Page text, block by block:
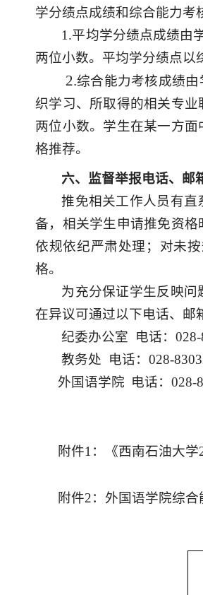
学分绩点成绩和综合能力考
1 .平均学分绩点成绩由
两位小数。平均学分绩点以
2.综合能力考核成绩由
织学习、所取得的相关专
两位小数。 学生在某一方
格推荐。
六、监督举报电话、 邮
推免相关工作人员有
备，相关学生申请推免资
依规依纪严肃处理；对未
格。
为充分保证学生反映
在异议可通过以下电话、邮
纪委办公室
电话：
教务处
电话：028-
外国语学院 电话：028-
附件1：《西南石油大学
附件2： 外国语学院综